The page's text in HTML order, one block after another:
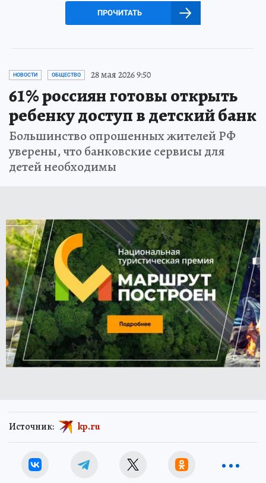
ПРОЧИТАТЬ
НОВОСТИ ОБЩЕСТВО 28 мая 2026 9:50
61% россиян готовы открыть
ребенку доступ в детский банк
Большинство опрошенных жителей РФ
уверены, что банковские сервисы для
детей необходимы
Источник: kp.ru